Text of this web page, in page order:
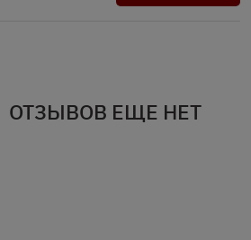
ОТЗЫВОВ ЕЩЕ НЕТ